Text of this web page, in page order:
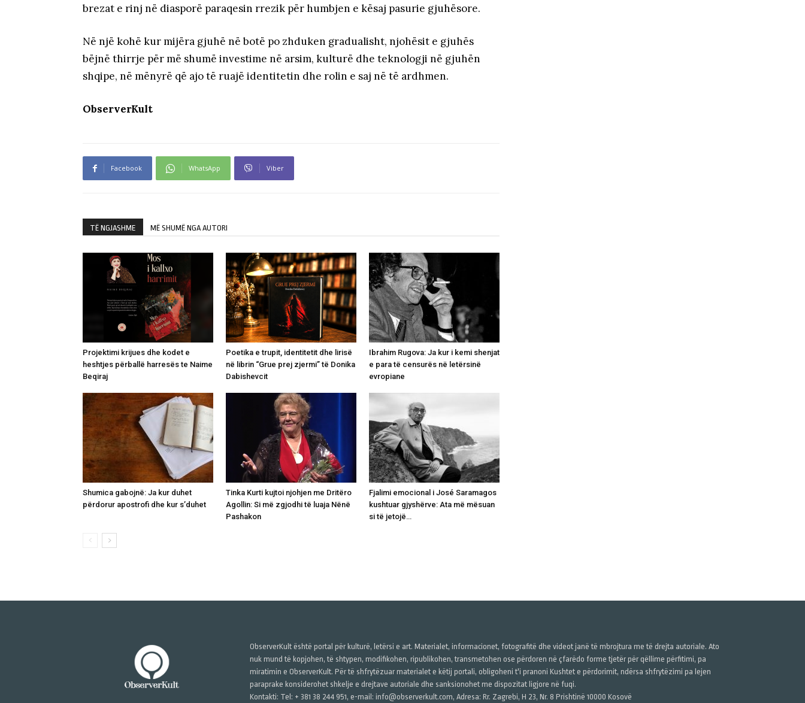
brezat e rinj në diasporë paraqesin rrezik për humbjen e kësaj pasurie gjuhësore.
Në një kohë kur mijëra gjuhë në botë po zhduken gradualisht, njohësit e gjuhës
bëjnë thirrje për më shumë investime në arsim, kulturë dhe teknologji në gjuhën
shqipe, në mënyrë që ajo të ruajë identitetin dhe rolin e saj në të ardhmen.
ObserverKult
Facebook WhatsApp Viber
TË NGJASHME MË SHUMË NGA AUTORI
Projektimi krijues dhe kodet e
heshtjes përballë harresës te Naime
Beqiraj
Poetika e trupit, identitetit dhe lirisë
në librin “Grue prej zjermi” të Donika
Dabishevcit
Ibrahim Rugova: Ja kur i kemi shenjat
e para të censurës në letërsinë
evropiane
Shumica gabojnë: Ja kur duhet
përdorur apostrofi dhe kur s’duhet
Tinka Kurti kujtoi njohjen me Dritëro
Agollin: Si më zgjodhi të luaja Nënë
Pashakon
Fjalimi emocional i José Saramagos
kushtuar gjyshërve: Ata më mësuan
si të jetojë…
ObserverKult është portal për kulturë, letërsi e art. Materialet, informacionet, fotografitë dhe videot janë të mbrojtura me të drejta autoriale. Ato
nuk mund të kopjohen, të shtypen, modifikohen, ripublikohen, transmetohen ose përdoren në çfarëdo forme tjetër për qëllime përfitimi, pa
miratimin e ObserverKult. Për të shfrytëzuar materialet e këtij portali, obligoheni t'i pranoni Kushtet e përdorimit, ndërsa shfrytëzimi pa lejen
paraprake konsiderohet shkelje e drejtave autoriale dhe sanksionohet me dispozitat ligjore në fuqi.
Kontakti: Tel: + 381 38 244 951, e-mail: info@observerkult.com, Adresa: Rr. Zagrebi, H 23, Nr. 8 Prishtinë 10000 Kosovë